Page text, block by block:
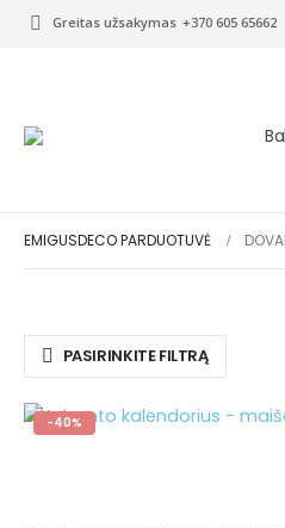
Greitas užsakymas +370 605 65662
EMIGUSDECO PARDUOTUVĖ
PASIRINKITE FILTRĄ
-40%